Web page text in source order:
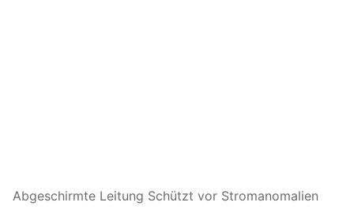
Abgeschirmte Leitung Schützt vor Stromanomalien